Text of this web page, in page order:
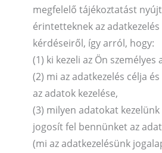
megfelelő tájékoztatást
érintetteknek az
kérdéseiről, így arról, hogy:
(1) ki kezeli az Ön személyes
(2) mi az adatkezelés célja
az adatok kezelése,
(3) milyen adatokat
jogosít fel bennünket az
(mi az adatkezelésünk